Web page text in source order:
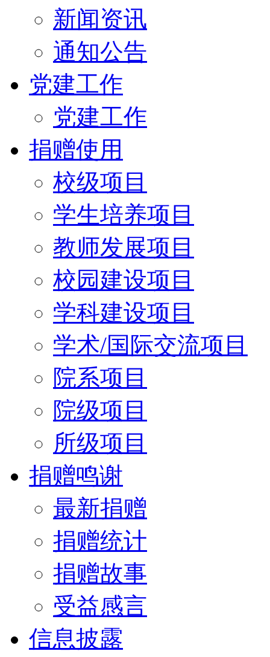
新闻资讯
通知公告
党建工作
党建工作
捐赠使用
校级项目
学生培养项目
教师发展项目
校园建设项目
学科建设项目
学术/国际交流项目
院系项目
院级项目
所级项目
捐赠鸣谢
最新捐赠
捐赠统计
捐赠故事
受益感言
信息披露